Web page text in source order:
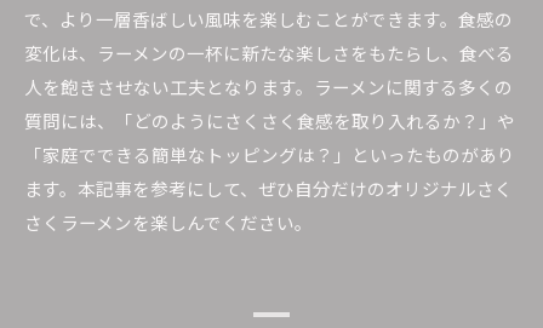
で、より一層香ばしい風味を楽しむことができます。食感の
変化は、ラーメンの一杯に新たな楽しさをもたらし、食べる
人を飽きさせない工夫となります。ラーメンに関する多くの
質問には、「どのようにさくさく食感を取り入れるか？」や
「家庭でできる簡単なトッピングは？」といったものがあり
ます。本記事を参考にして、ぜひ自分だけのオリジナルさく
さくラーメンを楽しんでください。